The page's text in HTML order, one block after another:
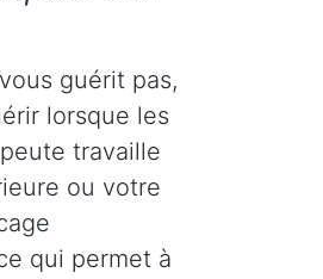
guérit pas,
lorsque les
travaille
ou votre
qui permet à